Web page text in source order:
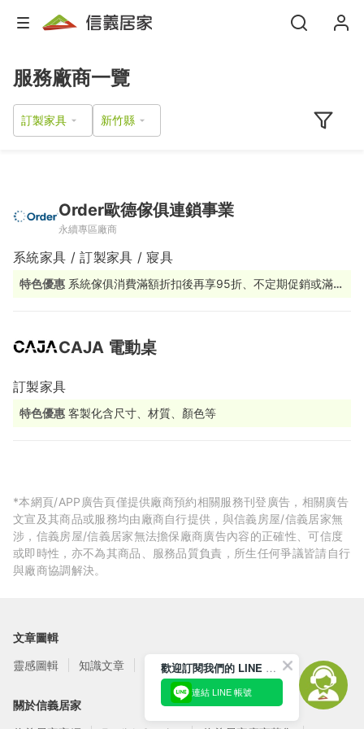
服務廠商一覽
訂製家具
Order歐德傢俱連鎖事業
永續專區廠商
系統家具 / 訂製家具 / 寢具
特色優惠 系統傢俱消費滿額折扣後再享95折、不定期促銷或滿額
CAJA 電動桌
訂製家具
特色優惠 客製化含尺寸、材質、顏色等
*本網頁/APP廣告頁僅提供廠商預約相關服務刊登廣告，相關廣告
文宣及其商品或服務均由廠商自行提供，與信義房屋/信義居家無
涉，信義房屋/信義居家無法擔保廠商廣告內容的正確性、可信度
或即時性，亦不為其商品、服務品質負責，所生任何爭議皆請自行
與廠商協調解決。
文章圖輯
靈感圖輯
知識文章 訂閱電子報
關於信義居家
歡迎訂閱我們的 LINE 官方帳號
連結 LINE 帳號